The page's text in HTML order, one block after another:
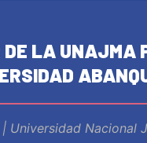
DE LA UNAJMA
| Universidad Nacional